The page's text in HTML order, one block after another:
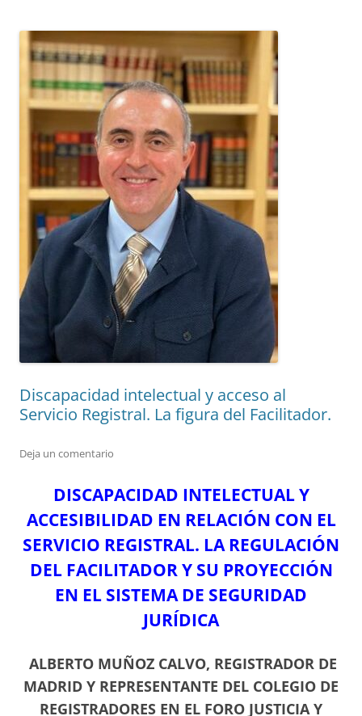
Discapacidad intelectual y acceso al
Servicio Registral. La figura del Facilitador.
Deja un comentario
DISCAPACIDAD INTELECTUAL Y
ACCESIBILIDAD EN RELACIÓN CON EL
SERVICIO REGISTRAL. LA REGULACIÓN
DEL FACILITADOR Y SU PROYECCIÓN
EN EL SISTEMA DE SEGURIDAD
JURÍDICA
ALBERTO MUÑOZ CALVO, REGISTRADOR DE
MADRID Y REPRESENTANTE DEL COLEGIO DE
REGISTRADORES EN EL FORO JUSTICIA Y